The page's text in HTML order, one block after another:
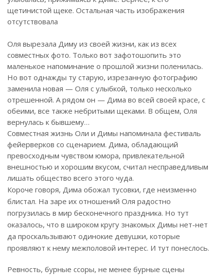
щетинистой щеке. Остальная часть изображения
отсутствовала
Оля вырезала Диму из своей жизни, как из всех
совместных фото. Только вот зафотошопить это
маленькое напоминание о прошлой жизни поленилась.
Но вот однажды ту старую, изрезанную фотографию
заменила новая — Оля с улыбкой, только несколько
отрешенной. А рядом он — Дима во всей своей красе, с
обеими, все также небритыми щеками. В общем, Оля
вернулась к бывшему…
Совместная жизнь Оли и Димы напоминала фестиваль
фейерверков со сценарием. Дима, обладающий
превосходным чувством юмора, привлекательной
внешностью и хорошим вкусом, считал несправедливым
лишать общество всего этого чуда.
Короче говоря, Дима обожал тусовки, где неизменно
блистал. На заре их отношений Оля радостно
погрузилась в мир бесконечного праздника. Но тут
оказалось, что в широком кругу знакомых Димы нет-нет
да проскальзывают одинокие девушки, которые
проявляют к нему межполовой интерес. И тут понеслось.
Ревность, бурные ссоры, не менее бурные сцены